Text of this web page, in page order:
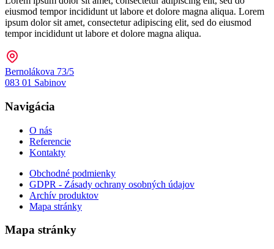
eiusmod tempor incididunt ut labore et dolore magna aliqua. Lorem
ipsum dolor sit amet, consectetur adipiscing elit, sed do eiusmod
tempor incididunt ut labore et dolore magna aliqua.
Bernolákova 73/5
083 01 Sabinov
Navigácia
O nás
Referencie
Kontakty
Obchodné podmienky
GDPR - Zásady ochrany osobných údajov
Archív produktov
Mapa stránky
Mapa stránky